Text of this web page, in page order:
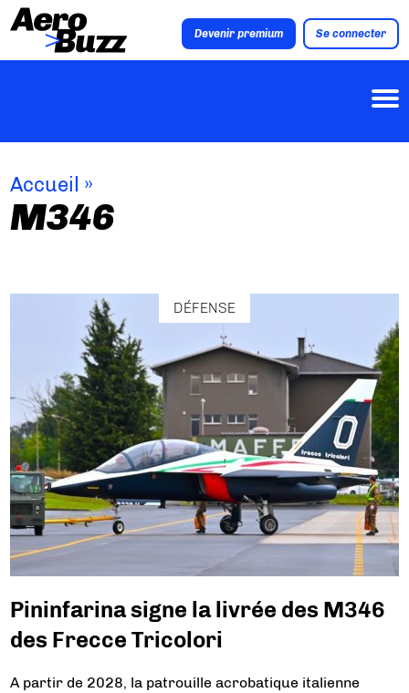
Devenir premium Se connecter
Accueil »
M346
DÉFENSE
Pininfarina signe la livrée des M346
des Frecce Tricolori
A partir de 2028, la patrouille acrobatique italienne